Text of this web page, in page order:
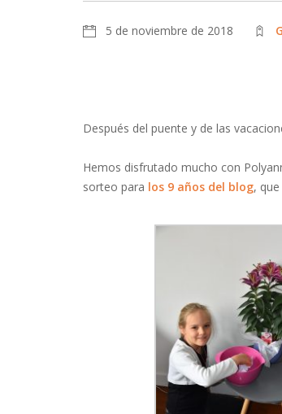
5 de noviembre de 2018
Después del puente y de las
Hemos disfrutado mucho con
sorteo para los 9 años del blog,